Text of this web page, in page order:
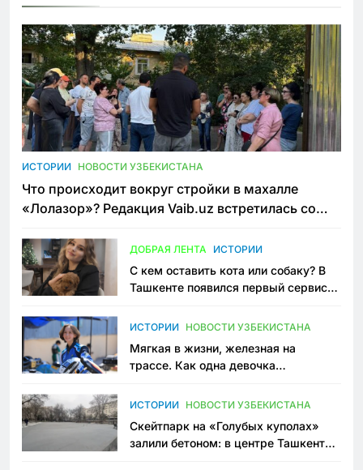
ИСТОРИИ НОВОСТИ УЗБЕКИСТАНА
Что происходит вокруг стройки в махалле
«Лолазор»? Редакция Vaib.uz встретилась со
ДОБРАЯ ЛЕНТА ИСТОРИИ
С кем оставить кота или собаку? В
Ташкенте появился первый сервис
ИСТОРИИ НОВОСТИ УЗБЕКИСТАНА
Мягкая в жизни, железная на
трассе. Как одна девочка
Узбекистане
ИСТОРИИ НОВОСТИ УЗБЕКИСТАНА
Скейтпарк на «Голубых куполах»
залили бетоном: в центре Ташкента